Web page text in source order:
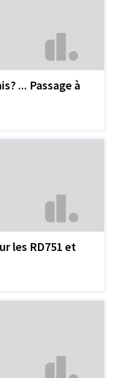
... Passage à
les RD751 et